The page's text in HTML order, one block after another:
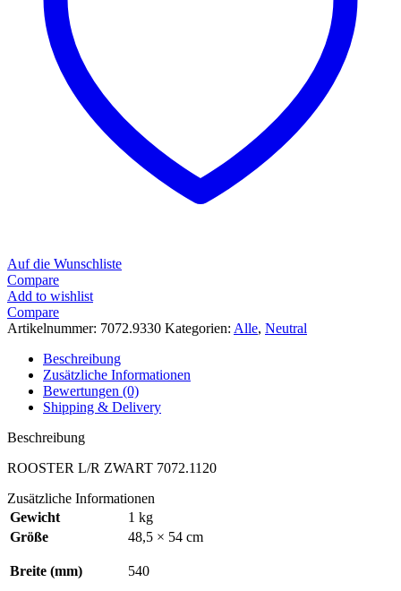
Auf die Wunschliste
Compare
Add to wishlist
Compare
Artikelnummer: 7072.9330 Kategorien: Alle, Neutral
Beschreibung
Zusätzliche Informationen
Bewertungen (0)
Shipping & Delivery
Beschreibung
ROOSTER L/R ZWART 7072.1120
Zusätzliche Informationen
Gewicht
1 kg
Größe
48,5 × 54 cm
Breite (mm) 540